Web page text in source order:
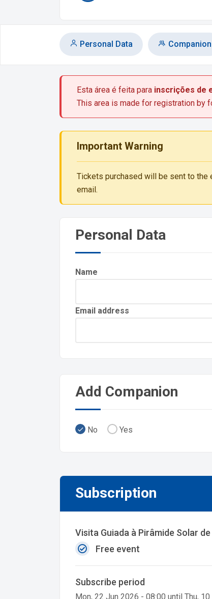
Personal Data Companion
Esta área é feita para inscrições de
This area is made for registration by
Important Warning
Tickets purchased will be sent to the
email.
Personal Data
Name
Email address
Add Companion
No Yes
Subscription
Visita Guiada à Pirâmide Solar
Free event
Subscribe period
Mon, 22 Jun 2026 - 08:00 until Thu,